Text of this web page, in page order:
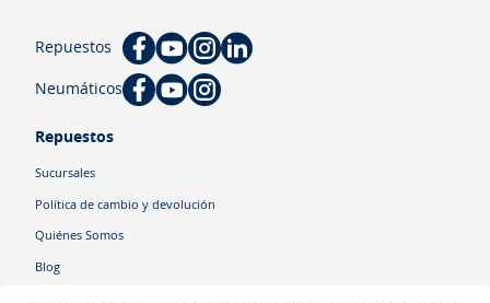
Repuestos
Neumáticos
Repuestos
Sucursales
Política de cambio y devolución
Quiénes Somos
Blog